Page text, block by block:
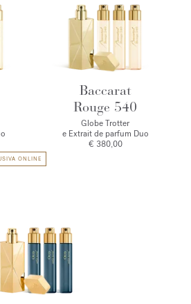
Baccarat
Rouge 540
Globe Trotter
e Extrait de parfum Duo
€ 380,00
ONLINE